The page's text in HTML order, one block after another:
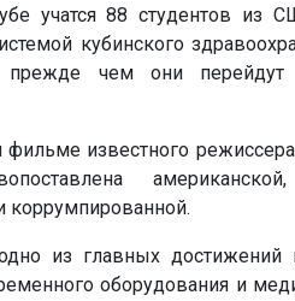
учатся 88 студентов из
кубинского
прежде чем они
известного
коррумпированной.
из главных достижений
оборудования и